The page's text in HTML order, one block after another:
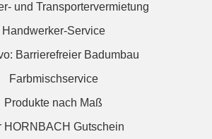
und Transportervermietung
Handwerker-Service
Barrierefreier Badumbau
Farbmischservice
Produkte nach Maß
HORNBACH Gutschein